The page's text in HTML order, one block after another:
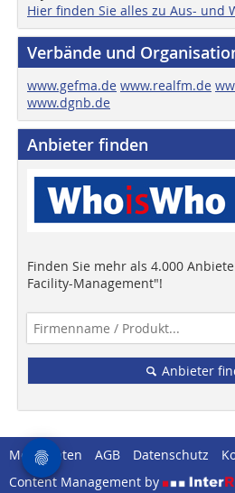
Hier finden Sie alles zu Aus- und
Verbände und
www.gefma.de www.realfm.de
www.dgnb.de
Anbieter finden
Finden Sie mehr als 4.000
Facility-Management"!
Anbieter
Mediadaten AGB Datenschutz
Content Management by